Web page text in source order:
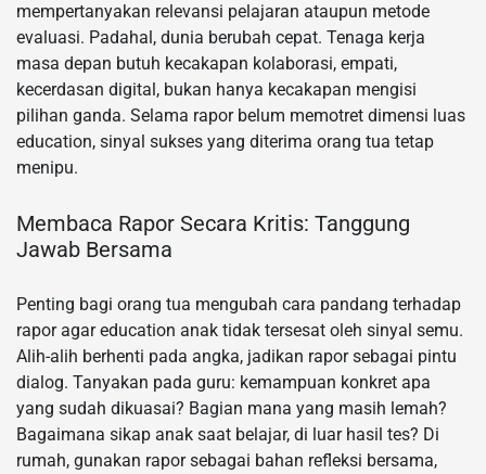
mempertanyakan relevansi pelajaran ataupun metode
evaluasi. Padahal, dunia berubah cepat. Tenaga kerja
masa depan butuh kecakapan kolaborasi, empati,
kecerdasan digital, bukan hanya kecakapan mengisi
pilihan ganda. Selama rapor belum memotret dimensi luas
education, sinyal sukses yang diterima orang tua tetap
menipu.
Membaca Rapor Secara Kritis: Tanggung
Jawab Bersama
Penting bagi orang tua mengubah cara pandang terhadap
rapor agar education anak tidak tersesat oleh sinyal semu.
Alih-alih berhenti pada angka, jadikan rapor sebagai pintu
dialog. Tanyakan pada guru: kemampuan konkret apa
yang sudah dikuasai? Bagian mana yang masih lemah?
Bagaimana sikap anak saat belajar, di luar hasil tes? Di
rumah, gunakan rapor sebagai bahan refleksi bersama,